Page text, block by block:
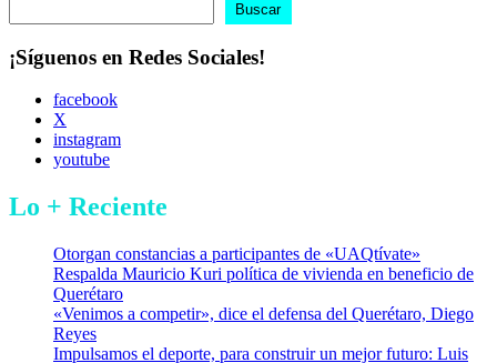
Buscar
¡Síguenos en Redes Sociales!
facebook
X
instagram
youtube
Lo + Reciente
Otorgan constancias a participantes de «UAQtívate»
Respalda Mauricio Kuri política de vivienda en beneficio de
Querétaro
«Venimos a competir», dice el defensa del Querétaro, Diego
Reyes
Impulsamos el deporte, para construir un mejor futuro: Luis